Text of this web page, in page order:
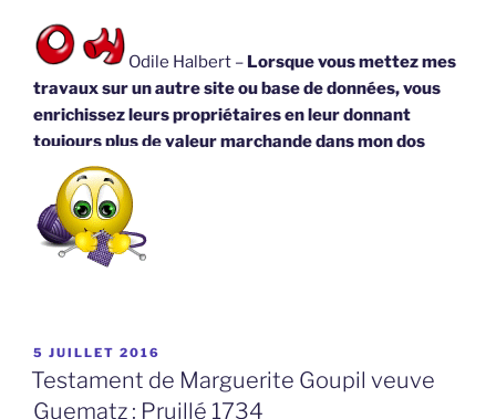
Odile Halbert – Lorsque vous mettez mes
travaux sur un autre site ou base de données, vous
enrichissez leurs propriétaires en leur donnant
toujours plus de valeur marchande dans mon dos
PUBLIÉ
LE
5 JUILLET 2016
Testament de Marguerite Goupil veuve
Guematz : Pruillé 1734